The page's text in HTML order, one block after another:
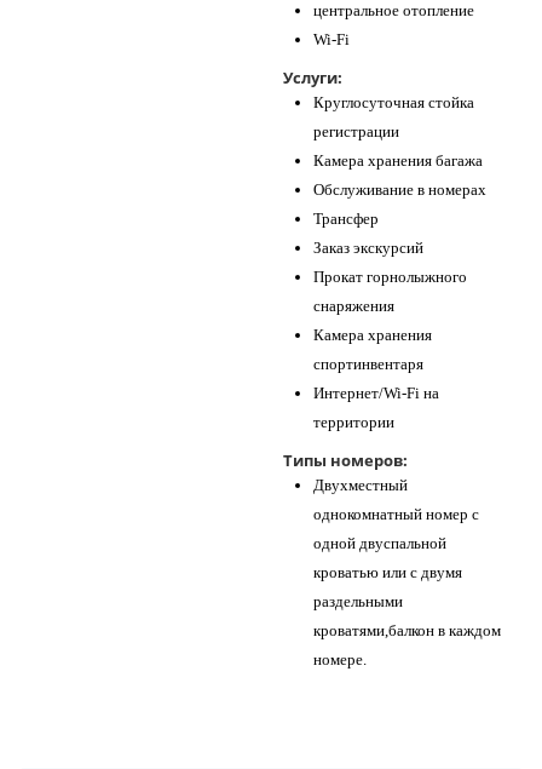
центральное отопление
Wi-Fi
Услуги:
Круглосуточная стойка
регистрации
Камера хранения багажа
Обслуживание в номерах
Трансфер
Заказ экскурсий
Прокат горнолыжного
снаряжения
Камера хранения
спортинвентаря
Интернет/Wi-Fi на
территории
Типы номеров:
Двухместный
однокомнатный номер с
одной двуспальной
кроватью или с двумя
раздельными
кроватями,балкон в каждом
номере.